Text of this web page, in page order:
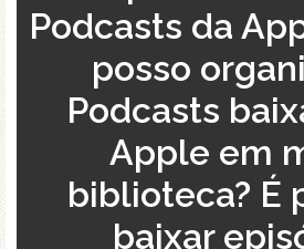
Podcasts da
posso
Podcasts
Apple em
biblioteca? É
baixar